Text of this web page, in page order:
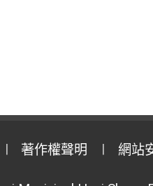
著作權聲明 網站